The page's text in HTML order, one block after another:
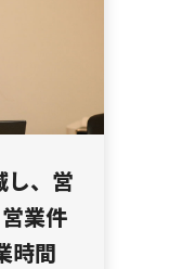
し、営
業件
時間